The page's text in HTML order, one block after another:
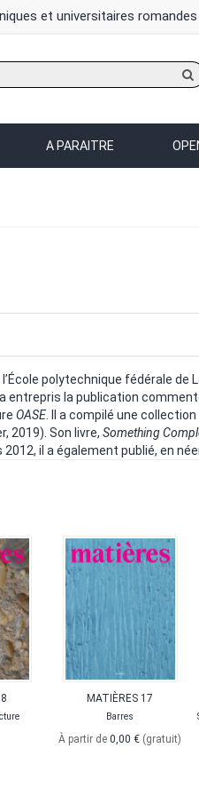
et universitaires romandes
sur
site
A PARAITRE
polytechnique fédérale de
entrepris la publication
OASE. Il a compilé une
2019). Son livre, Something
il a également publié, en
MATIÈRES 17
Barres
À partir de 0,00 € (gratuit)